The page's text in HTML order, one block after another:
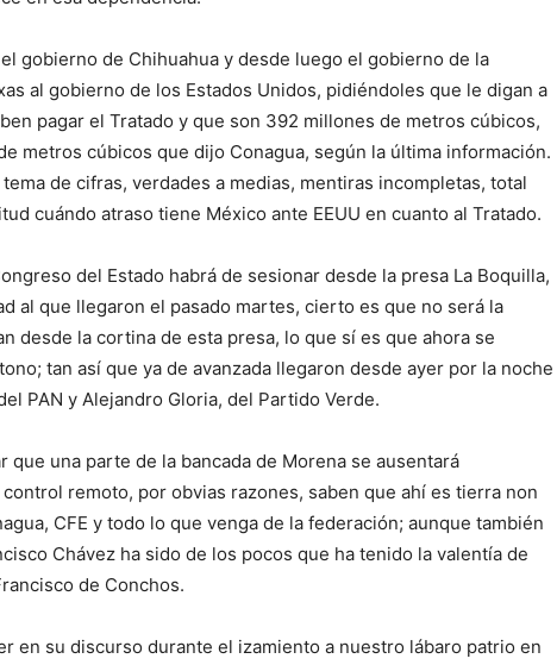
gobierno de Chihuahua y desde luego el gobierno de la
al gobierno de los Estados Unidos, pidiéndoles que le digan a
pagar el Tratado y que son 392 millones de metros cúbicos,
metros cúbicos que dijo Conagua, según la última información.
de cifras, verdades a medias, mentiras incompletas, total
cuándo atraso tiene México ante EEUU en cuanto al Tratado.
del Estado habrá de sesionar desde la presa La Boquilla,
al que llegaron el pasado martes, cierto es que no será la
desde la cortina de esta presa, lo que sí es que ahora se
tan así que ya de avanzada llegaron desde ayer por la noche
PAN y Alejandro Gloria, del Partido Verde.
que una parte de la bancada de Morena se ausentará
remoto, por obvias razones, saben que ahí es tierra non
CFE y todo lo que venga de la federación; aunque también
Chávez ha sido de los pocos que ha tenido la valentía de
de Conchos.
en su discurso durante el izamiento a nuestro lábaro patrio en